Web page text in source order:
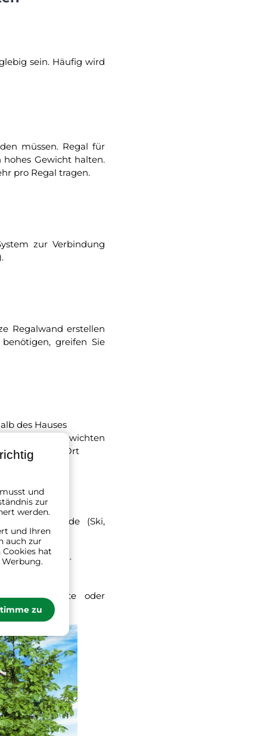
sein. Häufig wird
müssen. Regal für
Gewicht halten.
pro Regal tragen.
zur Verbindung
Regalwand erstellen
greifen Sie
des Hauses
mit großen Gewichten
anderen Ort
Gegenstände (Ski,
...
,substrate oder
und
zur
werden.
und Ihren
auch zur
hat
zu